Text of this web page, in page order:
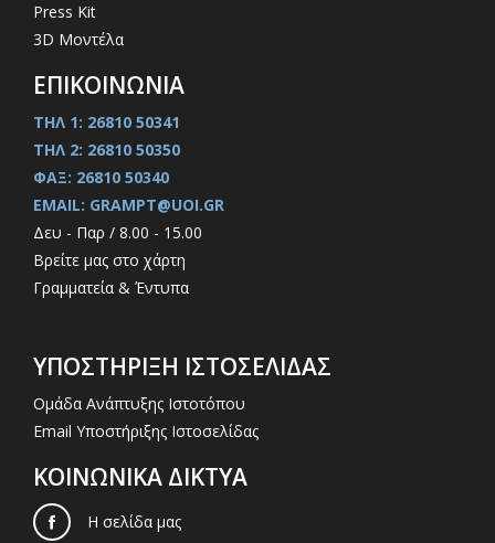
Press Kit
3D Μοντέλα
ΕΠΙΚΟΙΝΩΝΙΑ
ΤΗΛ 1: 26810 50341
ΤΗΛ 2: 26810 50350
ΦΑΞ: 26810 50340
EMAIL: GRAMPT@UOI.GR
Δευ - Παρ / 8.00 - 15.00
Βρείτε μας στο χάρτη
Γραμματεία & Έντυπα
ΥΠΟΣΤΗΡΙΞΗ ΙΣΤΟΣΕΛΙΔΑΣ
Ομάδα Ανάπτυξης Ιστοτόπου
Email Υποστήριξης Ιστοσελίδας
ΚΟΙΝΩΝΙΚΑ ΔΙΚΤΥΑ
Η σελίδα μας